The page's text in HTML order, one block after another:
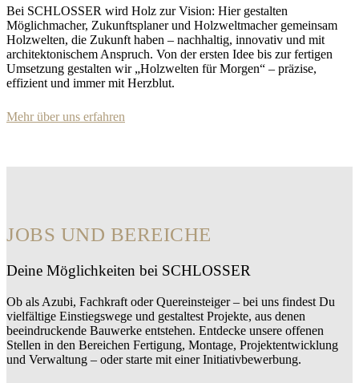
Bei SCHLOSSER wird Holz zur Vision: Hier gestalten
Möglichmacher, Zukunftsplaner und Holzweltmacher gemeinsam
Holzwelten, die Zukunft haben – nachhaltig, innovativ und mit
architektonischem Anspruch. Von der ersten Idee bis zur fertigen
Umsetzung gestalten wir „Holzwelten für Morgen“ – präzise,
effizient und immer mit Herzblut.
Mehr über uns erfahren
JOBS UND BEREICHE
Deine Möglichkeiten bei SCHLOSSER
Ob als Azubi, Fachkraft oder Quereinsteiger – bei uns findest Du
vielfältige Einstiegswege und gestaltest Projekte, aus denen
beeindruckende Bauwerke entstehen. Entdecke unsere offenen
Stellen in den Bereichen Fertigung, Montage, Projektentwicklung
und Verwaltung – oder starte mit einer Initiativbewerbung.